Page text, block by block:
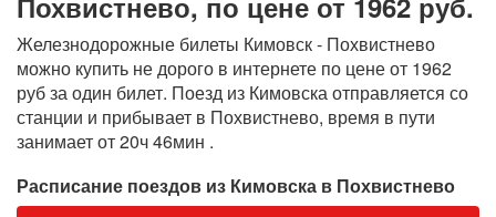
Железнодорожные билеты Кимовск - Похвистнево
можно купить не дорого в интернете по цене от 1962
руб за один билет. Поезд из Кимовска отправляется со
станции и прибывает в Похвистнево, время в пути
занимает от 20ч 46мин .
Расписание поездов из Кимовска в Похвистнево